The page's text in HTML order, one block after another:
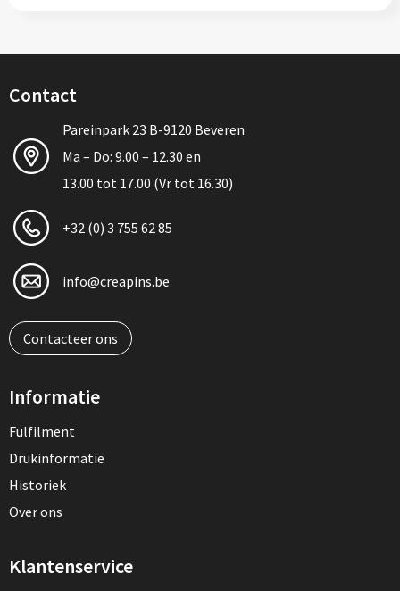
Contact
Pareinpark 23 B-9120 Beveren
Ma – Do: 9.00 – 12.30 en
13.00 tot 17.00 (Vr tot 16.30)
+32 (0) 3 755 62 85
info@creapins.be
Contacteer ons
Informatie
Fulfilment
Drukinformatie
Historiek
Over ons
Klantenservice